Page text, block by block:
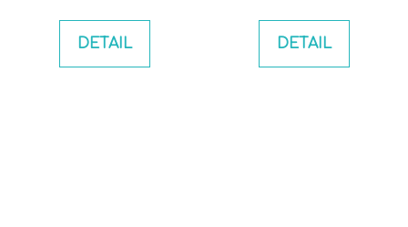
DETAIL DETAIL